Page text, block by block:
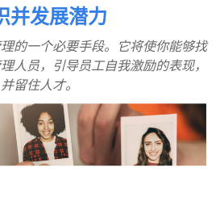
并发展潜力
的一个必要手段。它将使你能够找
人员，引导员工自我激励的表现，
并留住人才。